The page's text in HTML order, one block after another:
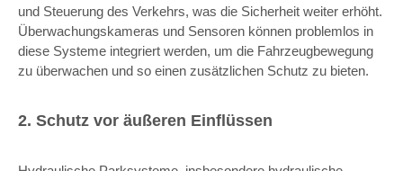
und Steuerung des Verkehrs, was die Sicherheit weiter erhöht.
Überwachungskameras und Sensoren können problemlos in
diese Systeme integriert werden, um die Fahrzeugbewegung
zu überwachen und so einen zusätzlichen Schutz zu bieten.
2. Schutz vor äußeren Einflüssen